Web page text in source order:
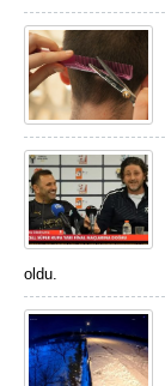
oldu.